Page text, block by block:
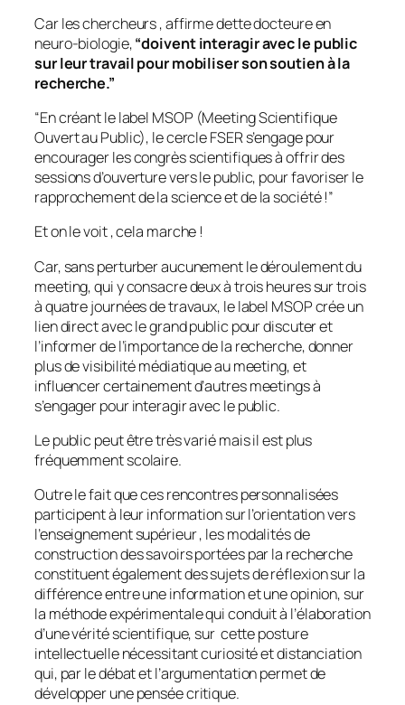
Car les chercheurs , affirme dette docteure en
neuro-biologie,“doivent interagir avec le public
sur leur travail pour mobiliser son soutien à la
recherche.”
“En créant le label MSOP (Meeting Scientifique
Ouvert au Public), le cercle FSER s’engage pour
encourager les congrès scientifiques à offrir des
sessions d’ouverture vers le public, pour favoriser le
rapprochement de la science et de la société !”
Et on le voit , cela marche !
Car, sans perturber aucunement le déroulement du
meeting, qui y consacre deux à trois heures sur trois
à quatre journées de travaux, le label MSOP crée un
lien direct avec le grand public pour discuter et
l’informer de l’importance de la recherche, donner
plus de visibilité médiatique au meeting, et
influencer certainement d’autres meetings à
s’engager pour interagir avec le public.
Le public peut être très varié mais il est plus
fréquemment scolaire.
Outre le fait que ces rencontres personnalisées
participent à leur information sur l’orientation vers
l’enseignement supérieur , les modalités de
construction des savoirs portées par la recherche
constituent également des sujets de réflexion sur la
différence entre une information et une opinion, sur
la méthode expérimentale qui conduit à l’élaboration
d’une vérité scientifique, sur cette posture
intellectuelle nécessitant curiosité et distanciation
qui, par le débat et l’argumentation permet de
développer une pensée critique.